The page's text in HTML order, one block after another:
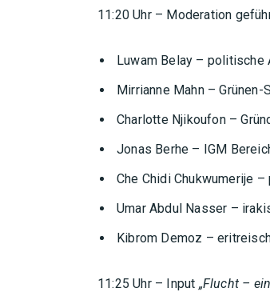
11:20 Uhr – Moderation
Luwam Belay – politische
Mirrianne Mahn –
Charlotte Njikoufon –
Jonas Berhe – IGM
Che Chidi Chukwumerije
Umar Abdul Nasser –
Kibrom Demoz –
11:25 Uhr – Input „Flucht –